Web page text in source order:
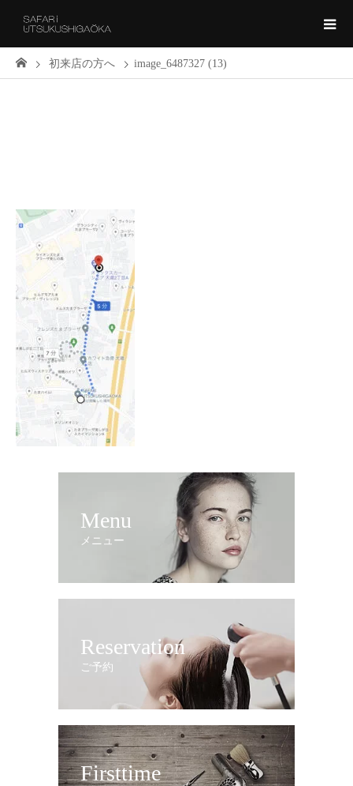
初来店の方へ image_6487327 (13)
Menu
メニュー
Reservation
ご予約
Firsttime